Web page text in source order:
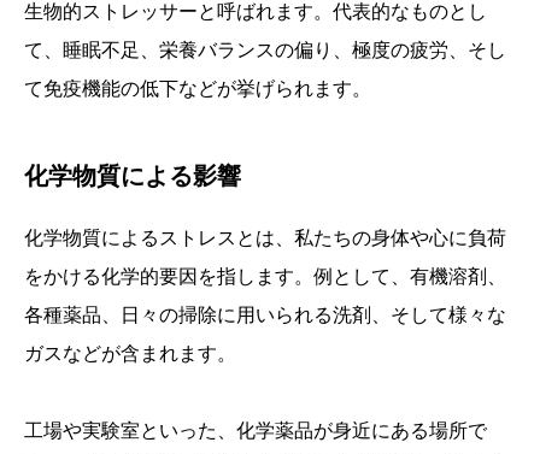
生物的ストレッサーと呼ばれます。代表的なものとし
て、睡眠不足、栄養バランスの偏り、極度の疲労、そし
て免疫機能の低下などが挙げられます。
化学物質による影響
化学物質によるストレスとは、私たちの身体や心に負荷
をかける化学的要因を指します。例として、有機溶剤、
各種薬品、日々の掃除に用いられる洗剤、そして様々な
ガスなどが含まれます。
工場や実験室といった、化学薬品が身近にある場所で